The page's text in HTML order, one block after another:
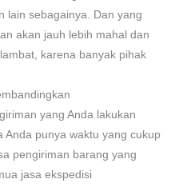
lain sebagainya. Dan yang
akan jauh lebih mahal dan
karena banyak pihak
yang Anda lakukan
Anda punya waktu yang cukup
pengiriman barang yang
jasa ekspedisi